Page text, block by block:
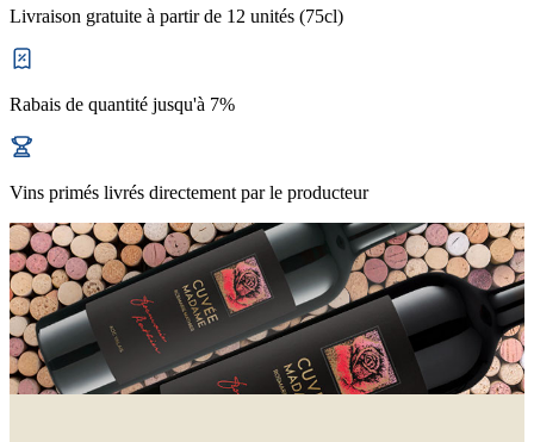
Livraison gratuite à partir de 12 unités (75cl)
Rabais de quantité jusqu'à 7%
Vins primés livrés directement par le producteur